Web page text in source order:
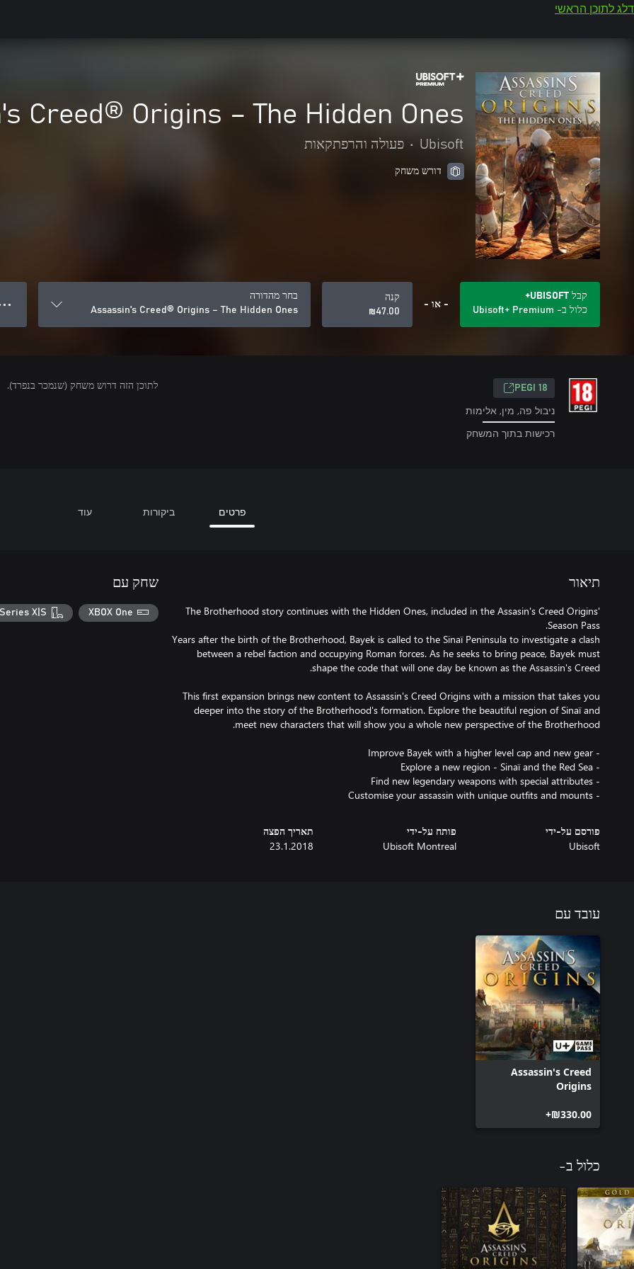
דלג לתוכן הראשי
Creed® Origins – The Hidden Ones
Ubisoft
• פעולה והרפתקאות
דורש משחק
קבל UBISOFT+
כלול ב- Ubisoft+ Premium
- או -
קנה
‪₪‎47.00‬
בחר מהדורה
Assassin's Creed® Origins – The Hidden Ones
● ●
PEGI 18
ניבול פה, מין, אלימות
רכישות בתוך המשחק
לתוכן הזה דרוש משחק (שנמכר בנפרד).
פרטים ביקורות עוד
תיאור
The Brotherhood story continues with the Hidden Ones, included in the Assasin's Creed Origins'
Years after the birth of the Brotherhood, Bayek is called to the Sinaï Peninsula to investigate a clash
between a rebel faction and occupying Roman forces. As he seeks to bring peace, Bayek must
This first expansion brings new content to Assassin's Creed Origins with a mission that takes you
deeper into the story of the Brotherhood's formation. Explore the beautiful region of Sinaï and
- Customise your assassin with unique outfits and mounts
פורסם על-ידי
Ubisoft
פותח על-ידי
Ubisoft Montreal
תאריך הפצה
23.1.2018
שחק עם
XBOX One
X|S
עובד עם
Assassin's Creed
Origins
‪₪‎330.00‬+
כלול ב-